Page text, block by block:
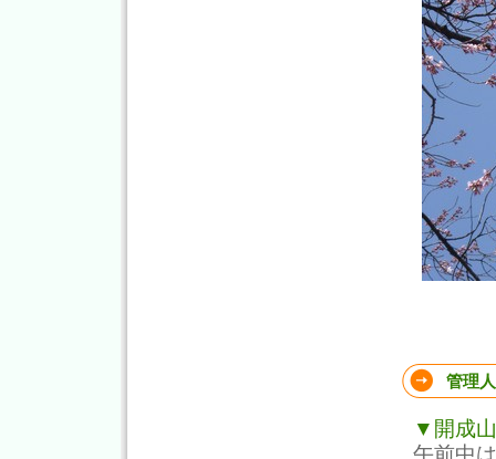
管理
▼開成
午前中